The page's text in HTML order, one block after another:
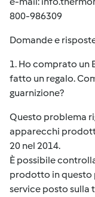
800-986309
Domande e
1. Ho comprato un
fatto un regalo.
guarnizione?
Questo problema
apparecchi
20 nel 2014.
È possibile
prodotto in questo
service posto sulla